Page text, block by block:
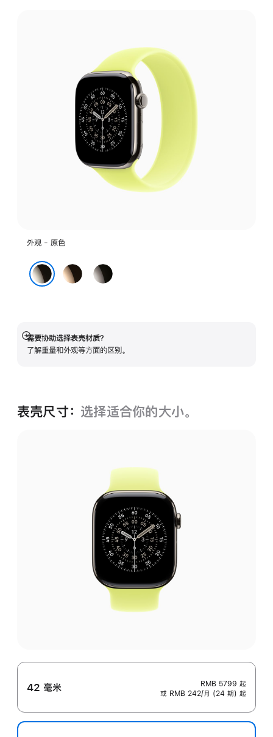
外观 - 原色
金
色
石
板
需要协助选择表壳材质？
了解重量和外观等方面的区别。
展
开
表壳尺寸： 选择适合你的大小。
42 毫米 RMB 5799 起
或 RMB 242/月 (24 期) 起